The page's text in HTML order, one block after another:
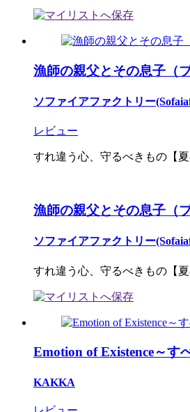
漁師の親父とその息子（
ソファイアファクトリー
レビュー
すれ違う心、守るべきもの【
漁師の親父とその息子（
ソファイアファクトリー
すれ違う心、守るべきもの【
Emotion of Existence～す
KAKKA